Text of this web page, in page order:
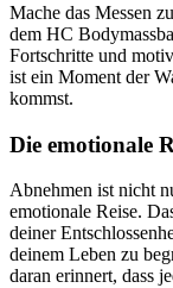
Mache das Messen
dem HC
Fortschritte und
ist ein Moment der
kommst.
Die emotionale
Abnehmen ist nicht
emotionale Reise.
deiner
deinem Leben zu
daran erinnert, dass